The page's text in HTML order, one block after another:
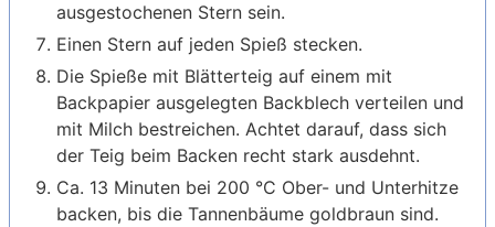
ausgestochenen Stern sein.
Einen Stern auf jeden Spieß stecken.
Die Spieße mit Blätterteig auf einem mit
Backpapier ausgelegten Backblech verteilen und
mit Milch bestreichen. Achtet darauf, dass sich
der Teig beim Backen recht stark ausdehnt.
Ca. 13 Minuten bei 200 °C Ober- und Unterhitze
backen, bis die Tannenbäume goldbraun sind.